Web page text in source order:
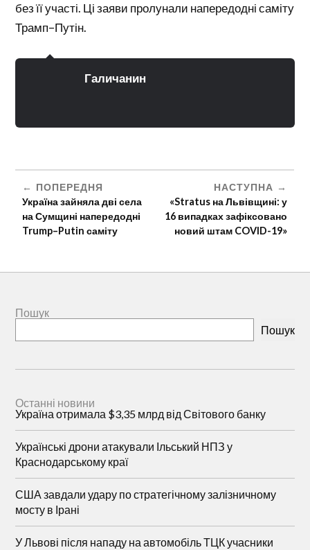
без її участі. Ці заяви пролунали напередодні саміту
Трамп–Путін.
Галичанин
ПОПЕРЕДНЯ
Україна зайняла дві села
на Сумщині напередодні
Trump–Putin саміту
НАСТУПНА
«Stratus на Львівщині: у
16 випадках зафіксовано
новий штам COVID-19»
Пошук
Пошук
Останні новини
Україна отримала $3,35 млрд від Світового банку
Українські дрони атакували Ільський НПЗ у
Краснодарському краї
США завдали удару по стратегічному залізничному
мосту в Ірані
У Львові після нападу на автомобіль ТЦК учасники